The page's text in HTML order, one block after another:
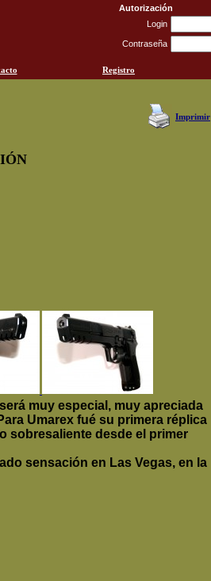
Autorización
Login
Contraseña
Registro
Imprimir
muy especial, muy apreciada
Umarex fué su primera réplica
sobresaliente desde el primer
sensación en Las Vegas, en la